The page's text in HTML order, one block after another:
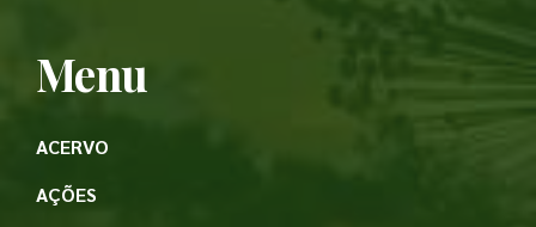
Menu
ACERVO
AÇÕES